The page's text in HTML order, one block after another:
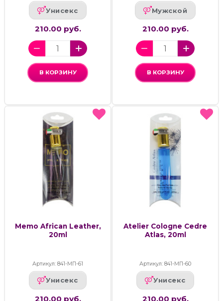
Унисекс
210.00 руб.
В КОРЗИНУ
Мужской
210.00 руб.
В КОРЗИНУ
Memo African Leather,
20ml
Артикул: 841-МП-61
Унисекс
210.00 руб.
Atelier Cologne Cedre
Atlas, 20ml
Артикул: 841-МП-60
Унисекс
210.00 руб.